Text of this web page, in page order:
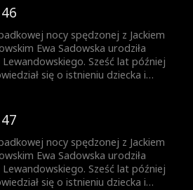
a między nimi zaczęło kiełkować
został oficjalnie uznany przez
– dzięki synowi – zyskała szacunek
dostatnie życie.
nocy spędzonej z Jackiem
Ewa Sadowska urodziła
Sześć lat później
się o istnieniu dziecka i
a między nimi zaczęło kiełkować
został oficjalnie uznany przez
– dzięki synowi – zyskała szacunek
dostatnie życie.
nocy spędzonej z Jackiem
Ewa Sadowska urodziła
Sześć lat później
się o istnieniu dziecka i